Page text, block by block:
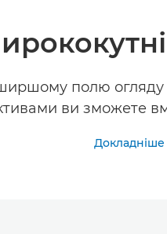
полю
ви зможете
Докладніше